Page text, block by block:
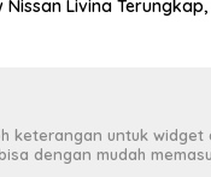
Nissan Livina
keterangan untuk widget
dengan mudah